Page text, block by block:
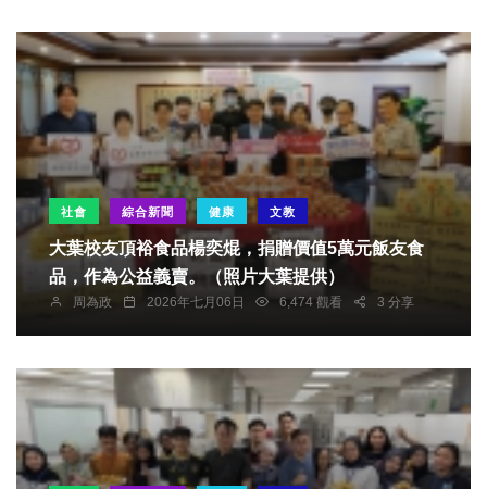
社會 綜合新聞 健康 文教
大葉校友頂裕食品楊奕焜，捐贈價值5萬元飯友食
品，作為公益義賣。（照片大葉提供）
周為政 2026年七月06日 6,474 觀看 3 分享